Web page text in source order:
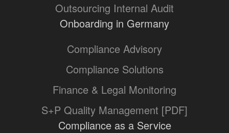
Outsourcing Internal Audit
Onboarding in Germany
Compliance Advisory
Compliance Solutions
Finance & Legal Monitoring
S+P Quality Management [PDF]
Compliance as a Service